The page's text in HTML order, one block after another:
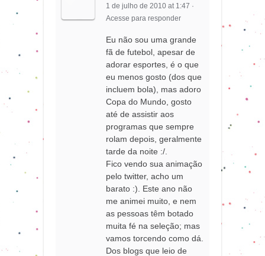
1 de julho de 2010 at 1:47 ·
Acesse para responder
Eu não sou uma grande
fã de futebol, apesar de
adorar esportes, é o que
eu menos gosto (dos que
incluem bola), mas adoro
Copa do Mundo, gosto
até de assistir aos
programas que sempre
rolam depois, geralmente
tarde da noite :/.
Fico vendo sua animação
pelo twitter, acho um
barato :). Este ano não
me animei muito, e nem
as pessoas têm botado
muita fé na seleção; mas
vamos torcendo como dá.
Dos blogs que leio de